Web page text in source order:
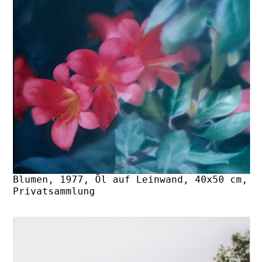
Blumen, 1977, Öl auf Leinwand, 40x50 cm,
Privatsammlung